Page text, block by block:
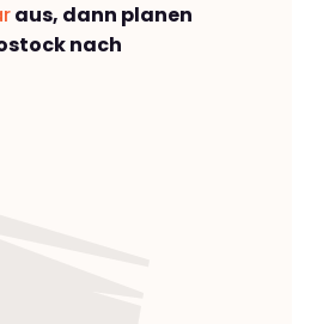
aus, dann planen
nach